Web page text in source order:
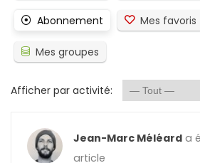
Abonnement Mes favoris
Mes groupes
Afficher par activité:
Jean-Marc Méléard a
article